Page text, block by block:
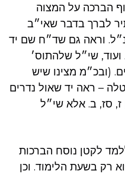
הברכה על המצוה
לברך בדבר שאי״ב
וראה גם שד״ח שם יד
שי״ל שלהתוס׳
(ובכ״מ מצינו שיש
– ראה יד שאול נדרים
ז, סז, ב. אלא שי״ל
לקטן נוסח הברכות
רק בשעת הלימוד. וכן